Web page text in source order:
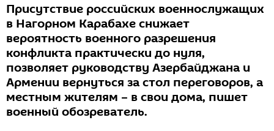
Присутствие российских военнослужащих
в Нагорном Карабахе снижает
вероятность военного разрешения
конфликта практически до нуля,
позволяет руководству Азербайджана и
Армении вернуться за стол переговоров, а
местным жителям – в свои дома, пишет
военный обозреватель.